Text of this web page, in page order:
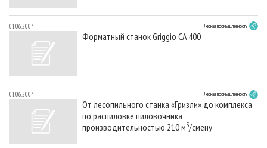
01.06.2004 Лесная промышленность
Форматный станок Griggio CA 400
01.06.2004 Лесная промышленность
От лесопильного станка «Гризли» до комплекса
по распиловке пиловочника
производительностью 210 м3/cмену